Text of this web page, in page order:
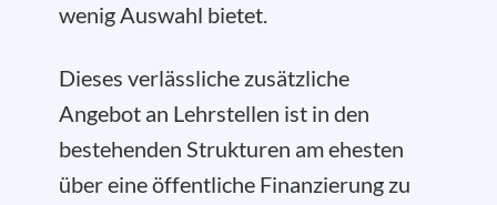
wenig Auswahl bietet.
Dieses verlässliche zusätzliche
Angebot an Lehrstellen ist in den
bestehenden Strukturen am ehesten
über eine öffentliche Finanzierung zu